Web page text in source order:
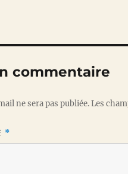
commentaire
ne sera pas publiée.Les
*